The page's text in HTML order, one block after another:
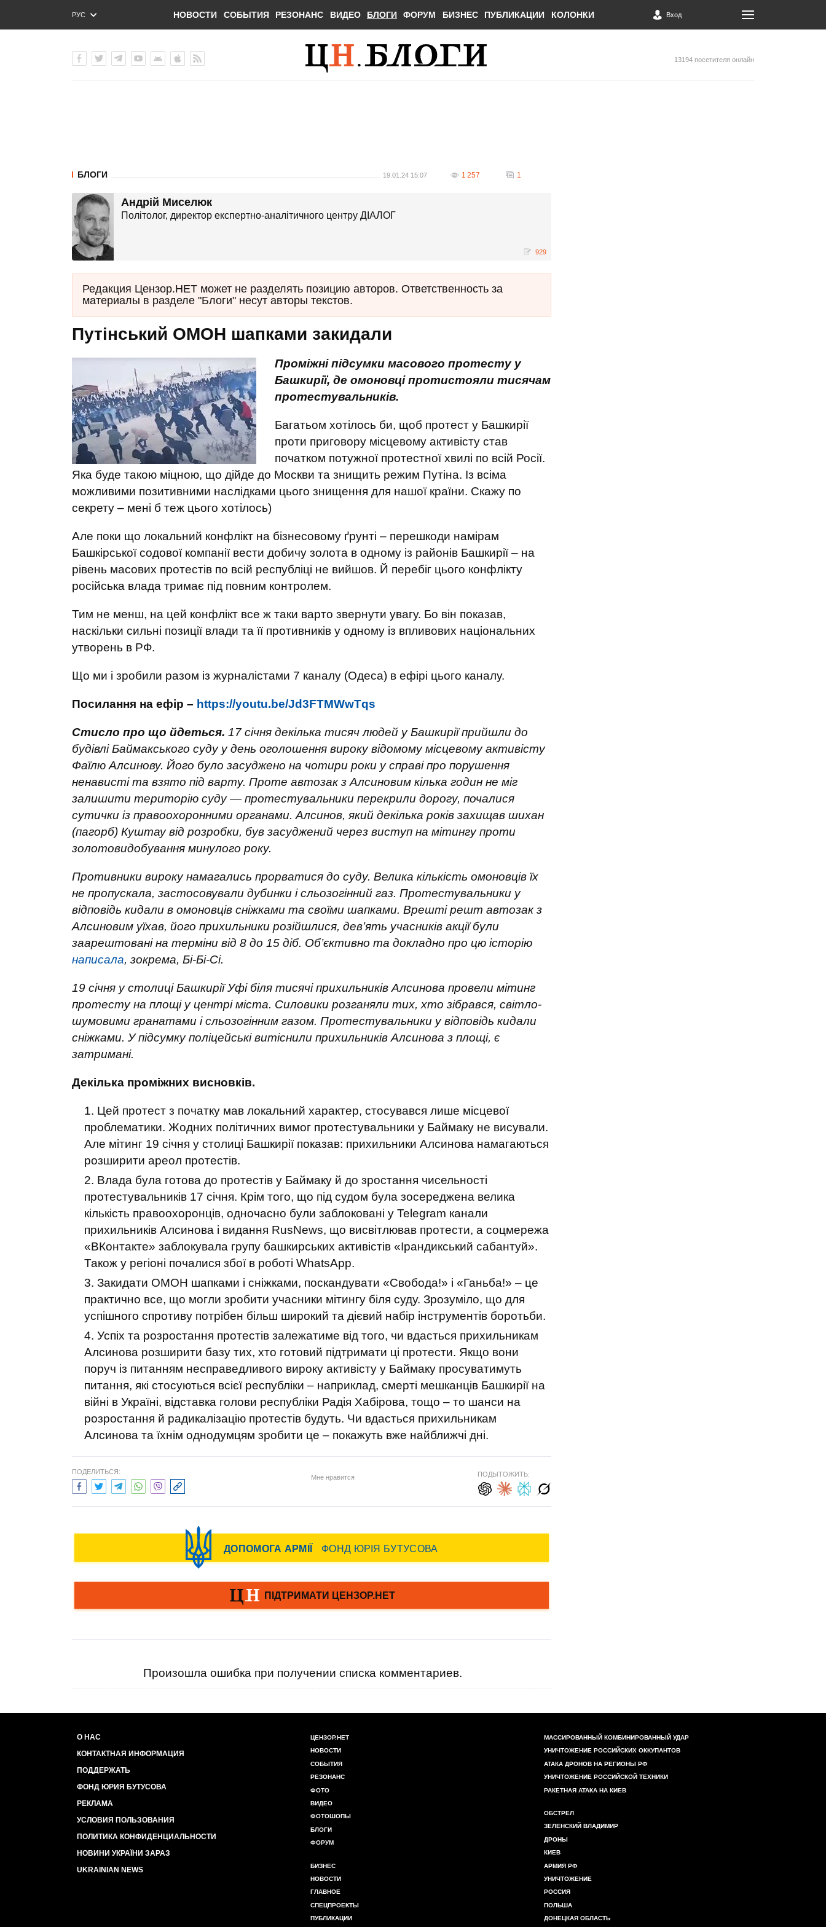
РУС
ENG
НОВОСТИ СОБЫТИЯ РЕЗОНАНС ВИДЕО БЛОГИ ФОРУМ БИЗНЕС ПУБЛИКАЦИИ КОЛОНКИ Вход
13194 посетителя онлайн
БЛОГИ 19.01.24 15:07 1 257 1
Андрій Миселюк
Політолог, директор експертно-аналітичного центру ДІАЛОГ
929
Редакция Цензор.НЕТ может не разделять позицию авторов. Ответственность за
материалы в разделе "Блоги" несут авторы текстов.
Путінський ОМОН шапками закидали
Проміжні підсумки масового протесту у
Башкирії, де омоновці протистояли тисячам
протестувальників.
Багатьом хотілось би, щоб протест у Башкирії
проти приговору місцевому активісту став
початком потужної протестної хвилі по всій Росії.
Яка буде такою міцною, що дійде до Москви та знищить режим Путіна. Із всіма
можливими позитивними наслідками цього знищення для нашої країни. Скажу по
секрету – мені б теж цього хотілось)
Але поки що локальний конфлікт на бізнесовому ґрунті – перешкоди намірам
Башкірської содової компанії вести добичу золота в одному із районів Башкирії – на
рівень масових протестів по всій республіці не вийшов. Й перебіг цього конфлікту
російська влада тримає під повним контролем.
Тим не менш, на цей конфлікт все ж таки варто звернути увагу. Бо він показав,
наскільки сильні позиції влади та її противників у одному із впливових національних
утворень в РФ.
Що ми і зробили разом із журналістами 7 каналу (Одеса) в ефірі цього каналу.
Посилання на ефір – https://youtu.be/Jd3FTMWwTqs
Стисло про що йдеться. 17 січня декілька тисяч людей у Башкирії прийшли до
будівлі Баймакського суду у день оголошення вироку відомому місцевому активісту
Фаїлю Алсинову. Його було засуджено на чотири роки у справі про порушення
ненависті та взято під варту. Проте автозак з Алсиновим кілька годин не міг
залишити територію суду — протестувальники перекрили дорогу, почалися
сутички із правоохоронними органами. Алсинов, який декілька років захищав шихан
(пагорб) Куштау від розробки, був засуджений через виступ на мітингу проти
золотовидобування минулого року.
Противники вироку намагались прорватися до суду. Велика кількість омоновців їх
не пропускала, застосовували дубинки і сльозогінний газ. Протестувальники у
відповідь кидали в омоновців сніжками та своїми шапками. Врешті решт автозак з
Алсиновим уїхав, його прихильники розійшлися, дев’ять учасників акції були
заарештовані на терміни від 8 до 15 діб. Об’єктивно та докладно про цю історію
написала, зокрема, Бі-Бі-Сі.
19 січня у столиці Башкирії Уфі біля тисячі прихильників Алсинова провели мітинг
протесту на площі у центрі міста. Силовики розганяли тих, хто зібрався, світло-
шумовими гранатами і сльозогінним газом. Протестувальники у відповідь кидали
сніжками. У підсумку поліцейські витіснили прихильників Алсинова з площі, є
затримані.
Декілька проміжних висновків.
Цей протест з початку мав локальний характер, стосувався лише місцевої
проблематики. Жодних політичних вимог протестувальники у Баймаку не висували.
Але мітинг 19 січня у столиці Башкирії показав: прихильники Алсинова намагаються
розширити ареол протестів.
Влада була готова до протестів у Баймаку й до зростання чисельності
протестувальників 17 січня. Крім того, що під судом була зосереджена велика
кількість правоохоронців, одночасно були заблоковані у Telegram канали
прихильників Алсинова і видання RusNews, що висвітлював протести, а соцмережа
«ВКонтакте» заблокувала групу башкирських активістів «Ірандикський сабантуй».
Також у регіоні почалися збої в роботі WhatsApp.
Закидати ОМОН шапками і сніжками, поскандувати «Свобода!» і «Ганьба!» – це
практично все, що могли зробити учасники мітингу біля суду. Зрозуміло, що для
успішного спротиву потрібен більш широкий та дієвий набір інструментів боротьби.
Успіх та розростання протестів залежатиме від того, чи вдасться прихильникам
Алсинова розширити базу тих, хто готовий підтримати ці протести. Якщо вони
поруч із питанням несправедливого вироку активісту у Баймаку просуватимуть
питання, які стосуються всієї республіки – наприклад, смерті мешканців Башкирії на
війні в Україні, відставка голови республіки Радія Хабірова, тощо – то шанси на
розростання й радикалізацію протестів будуть. Чи вдасться прихильникам
Алсинова та їхнім однодумцям зробити це – покажуть вже найближчі дні.
ПОДЕЛИТЬСЯ:
Мне нравится ПОДЫТОЖИТЬ:
Произошла ошибка при получении списка комментариев.
О НАС
КОНТАКТНАЯ ИНФОРМАЦИЯ
ПОДДЕРЖАТЬ
ФОНД ЮРИЯ БУТУСОВА
РЕКЛАМА
УСЛОВИЯ ПОЛЬЗОВАНИЯ
ПОЛИТИКА КОНФИДЕНЦИАЛЬНОСТИ
НОВИНИ УКРАЇНИ ЗАРАЗ
UKRAINIAN NEWS
ЦЕНЗОР.НЕТ
НОВОСТИ
СОБЫТИЯ
РЕЗОНАНС
ФОТО
ВИДЕО
ФОТОШОПЫ
БЛОГИ
ФОРУМ
БИЗНЕС
НОВОСТИ
ГЛАВНОЕ
СПЕЦПРОЕКТЫ
ПУБЛИКАЦИИ
МАССИРОВАННЫЙ КОМБИНИРОВАННЫЙ УДАР
УНИЧТОЖЕНИЕ РОССИЙСКИХ ОККУПАНТОВ
АТАКА ДРОНОВ НА РЕГИОНЫ РФ
УНИЧТОЖЕНИЕ РОССИЙСКОЙ ТЕХНИКИ
РАКЕТНАЯ АТАКА НА КИЕВ
ОБСТРЕЛ
ЗЕЛЕНСКИЙ ВЛАДИМИР
ДРОНЫ
КИЕВ
АРМИЯ РФ
УНИЧТОЖЕНИЕ
РОССИЯ
ПОЛЬША
ДОНЕЦКАЯ ОБЛАСТЬ